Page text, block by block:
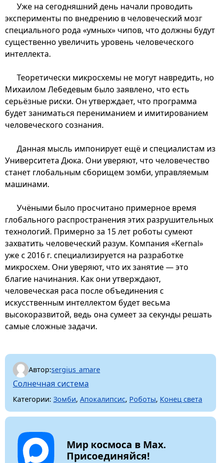
Уже на сегодняшний день начали проводить
эксперименты по внедрению в человеческий мозг
специального рода «умных» чипов, что должны будут
существенно увеличить уровень человеческого
интеллекта.
Теоретически микросхемы не могут навредить, но
Михаилом Лебедевым было заявлено, что есть
серьёзные риски. Он утверждает, что программа
будет заниматься перениманием и имитированием
человеческого сознания.
Данная мысль импонирует ещё и специалистам из
Университета Дюка. Они уверяют, что человечество
станет глобальным сборищем зомби, управляемым
машинами.
Учёными было просчитано примерное время
глобального распространения этих разрушительных
технологий. Примерно за 15 лет роботы сумеют
захватить человеческий разум. Компания «Kernal»
уже с 2016 г. специализируется на разработке
микросхем. Они уверяют, что их занятие — это
благие начинания. Как они утверждают,
человеческая раса после объединения с
искусственным интеллектом будет весьма
высокоразвитой, ведь она сумеет за секунды решать
самые сложные задачи.
Автор:sergius_amare
Солнечная система
Категории: Зомби, Апокалипсис, Роботы, Конец света
Мир космоса в Max.
Присоединяйся!